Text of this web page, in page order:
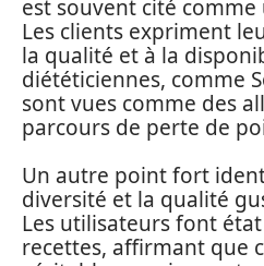
est souvent cité
Les clients expriment
la qualité et à la
diététiciennes, comme
sont vues comme des
parcours de perte de
Un autre point fort
diversité et la qualité
Les utilisateurs font
recettes, affirmant que